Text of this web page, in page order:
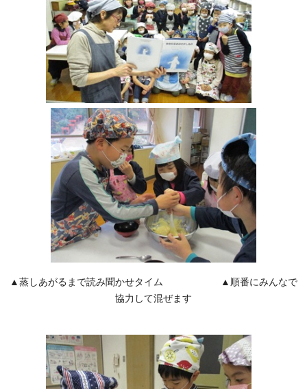
▲蒸しあがるまで読み聞かせタイム ▲順番にみんなで
協力して混ぜます